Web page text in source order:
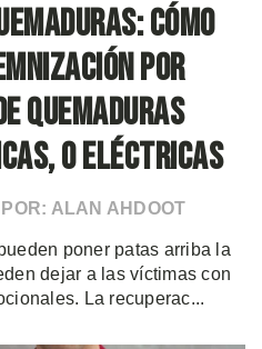
Cómo
por
Quemaduras
o Eléctricas
POR: ALAN AHDOOT
poner patas arriba la
dejar a las víctimas con
La recuperac...